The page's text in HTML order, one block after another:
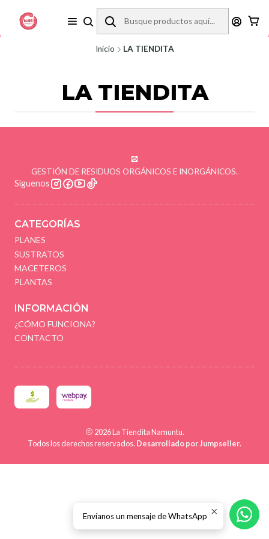
REVISA LA ZONA DE COBERTURA ANTES DE COMPRAR.
Inicio LA TIENDITA
LA TIENDITA
GESTIÓN DE RESIDUOS ORGÁNICOS E INORGÁNICOS.
Síguenos
CATEGORÍAS
PLANES
SUSTRATOS
MACETEROS
PLANTAS
INFORMACIÓN
¿CÓMO FUNCIONA?
CONTACTO
2026 La Tiendita Namuntu.
Todos los derechos reservados. Desarrollado por Jumpseller.
Envíanos un mensaje de WhatsApp